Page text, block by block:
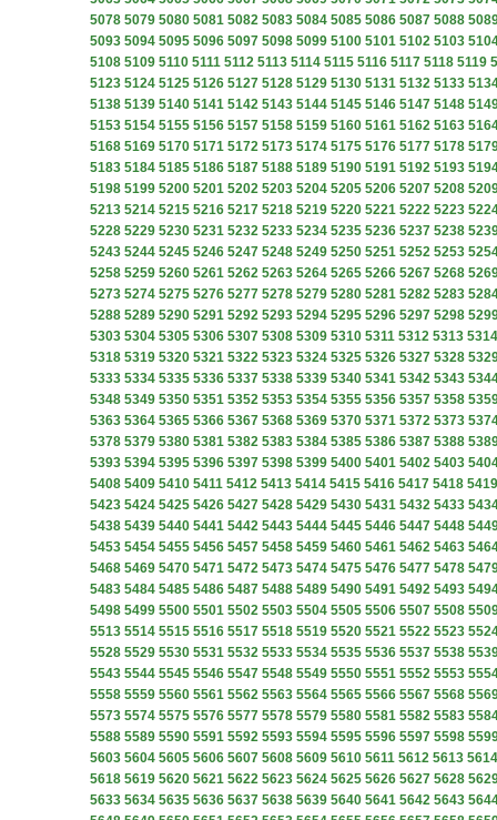
5078 5079 5080 5081 5082 5083 5084 5085 5086 5087 5088
5093 5094 5095 5096 5097 5098 5099 5100 5101 5102 5103
5108 5109 5110 5111 5112 5113 5114 5115 5116 5117 5118 5119
5123 5124 5125 5126 5127 5128 5129 5130 5131 5132 5133
5138 5139 5140 5141 5142 5143 5144 5145 5146 5147 5148
5153 5154 5155 5156 5157 5158 5159 5160 5161 5162 5163
5168 5169 5170 5171 5172 5173 5174 5175 5176 5177 5178
5183 5184 5185 5186 5187 5188 5189 5190 5191 5192 5193
5198 5199 5200 5201 5202 5203 5204 5205 5206 5207 5208
5213 5214 5215 5216 5217 5218 5219 5220 5221 5222 5223
5228 5229 5230 5231 5232 5233 5234 5235 5236 5237 5238
5243 5244 5245 5246 5247 5248 5249 5250 5251 5252 5253
5258 5259 5260 5261 5262 5263 5264 5265 5266 5267 5268
5273 5274 5275 5276 5277 5278 5279 5280 5281 5282 5283
5288 5289 5290 5291 5292 5293 5294 5295 5296 5297 5298
5303 5304 5305 5306 5307 5308 5309 5310 5311 5312 5313 5314
5318 5319 5320 5321 5322 5323 5324 5325 5326 5327 5328
5333 5334 5335 5336 5337 5338 5339 5340 5341 5342 5343
5348 5349 5350 5351 5352 5353 5354 5355 5356 5357 5358
5363 5364 5365 5366 5367 5368 5369 5370 5371 5372 5373
5378 5379 5380 5381 5382 5383 5384 5385 5386 5387 5388
5393 5394 5395 5396 5397 5398 5399 5400 5401 5402 5403
5408 5409 5410 5411 5412 5413 5414 5415 5416 5417 5418 5419
5423 5424 5425 5426 5427 5428 5429 5430 5431 5432 5433
5438 5439 5440 5441 5442 5443 5444 5445 5446 5447 5448
5453 5454 5455 5456 5457 5458 5459 5460 5461 5462 5463
5468 5469 5470 5471 5472 5473 5474 5475 5476 5477 5478
5483 5484 5485 5486 5487 5488 5489 5490 5491 5492 5493
5498 5499 5500 5501 5502 5503 5504 5505 5506 5507 5508
5513 5514 5515 5516 5517 5518 5519 5520 5521 5522 5523
5528 5529 5530 5531 5532 5533 5534 5535 5536 5537 5538
5543 5544 5545 5546 5547 5548 5549 5550 5551 5552 5553
5558 5559 5560 5561 5562 5563 5564 5565 5566 5567 5568
5573 5574 5575 5576 5577 5578 5579 5580 5581 5582 5583
5588 5589 5590 5591 5592 5593 5594 5595 5596 5597 5598
5603 5604 5605 5606 5607 5608 5609 5610 5611 5612 5613 5614
5618 5619 5620 5621 5622 5623 5624 5625 5626 5627 5628
5633 5634 5635 5636 5637 5638 5639 5640 5641 5642 5643